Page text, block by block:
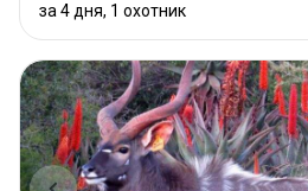
за 4 дня, 1 охотник